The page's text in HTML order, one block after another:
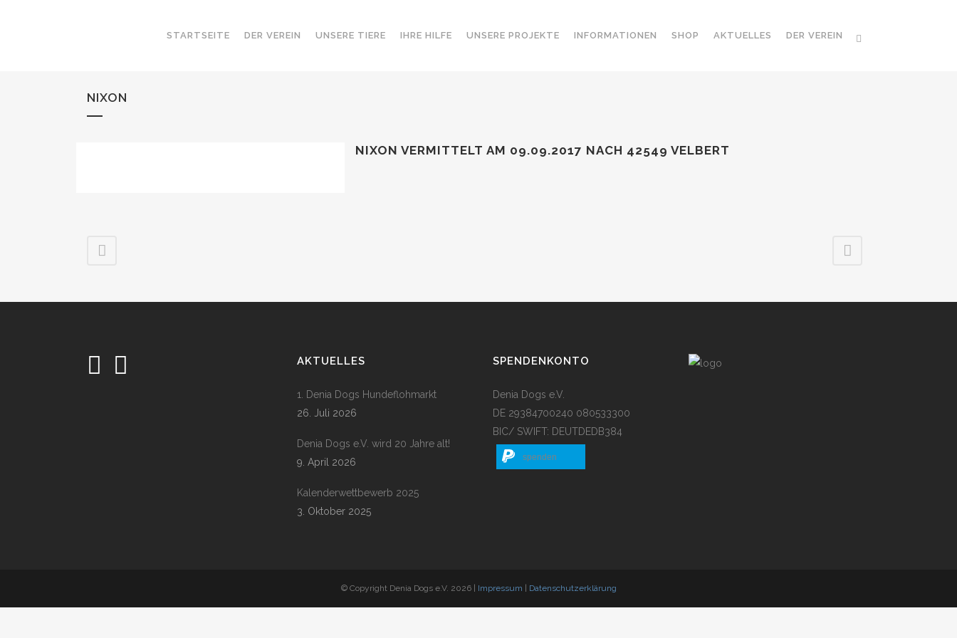
STARTSEITE DER VEREIN UNSERE TIERE IHRE HILFE UNSERE PROJEKTE INFORMATIONEN SHOP AKTUELLES DER VEREIN
NIXON
NIXON VERMITTELT AM 09.09.2017 NACH 42549 VELBERT
AKTUELLES
1. Denia Dogs Hundeflohmarkt
26. Juli 2026
Denia Dogs e.V. wird 20 Jahre alt!
9. April 2026
Kalenderwettbewerb 2025
3. Oktober 2025
SPENDENKONTO
Denia Dogs e.V.
DE 29384700240 080533300
BIC/ SWIFT: DEUTDEDB384
spenden
© Copyright Denia Dogs e.V. 2026 | Impressum Datenschutzerklärung